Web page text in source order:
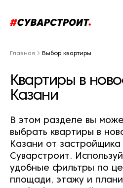
Главная Выбор квартиры
Квартиры в
Казани
В этом разделе вы
выбрать квартиры в
Казани от застройщика
Суварстроит.
удобные фильтры по
площади, этажу и